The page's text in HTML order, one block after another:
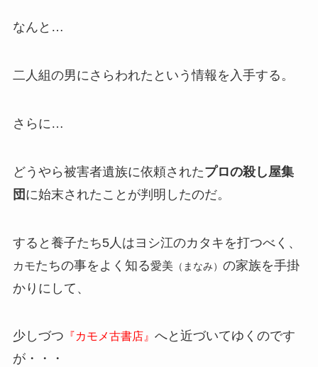
なんと…
二人組の男にさらわれたという情報を入手する。
さらに…
どうやら被害者遺族に依頼されたプロの殺し屋集
団 に始末されたことが判明したのだ。
すると養子たち5人はヨシ江のカタキを打つべく、
カモたちの事をよく知る愛美 （まなみ） の家族を手掛
かりにして、
少しづつ 『カモメ古書店』 へと近づいてゆくのです
が・・・